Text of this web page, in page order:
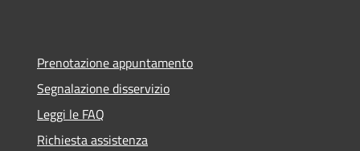
Prenotazione appuntamento
Segnalazione disservizio
Leggi le FAQ
Richiesta assistenza